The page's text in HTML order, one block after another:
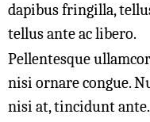
dapibus fringilla,
tellus ante ac libero.
Pellentesque
nisi ornare congue.
nisi at, tincidunt